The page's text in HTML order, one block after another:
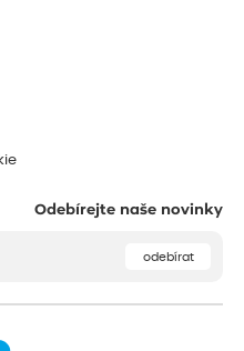
Odebírejte naše novinky
odebírat